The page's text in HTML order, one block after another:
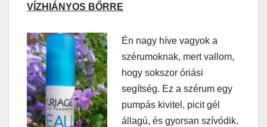
VÍZHIÁNYOS BŐRRE
Én nagy híve vagyok a
szérumoknak, mert vallom,
hogy sokszor óriási
segítség. Ez a szérum egy
pumpás kivitel, picit gél
állagú, és gyorsan szívódik.